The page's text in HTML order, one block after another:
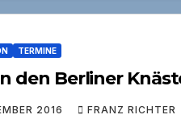
TERMINE
den Berliner
2016 FRANZ RICHTER